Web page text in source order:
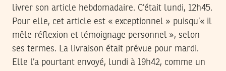
livrer son article hebdomadaire. C’était lundi, 12h45.
Pour elle, cet article est « exceptionnel » puisqu’« il
mêle réflexion et témoignage personnel », selon
ses termes. La livraison était prévue pour mardi.
Elle l’a pourtant envoyé, lundi à 19h42, comme un